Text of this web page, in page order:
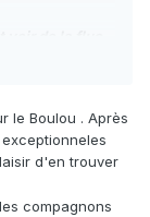
elle était
vu que tu est
pour toi
le Boulou . Après
d'en trouver
compagnons